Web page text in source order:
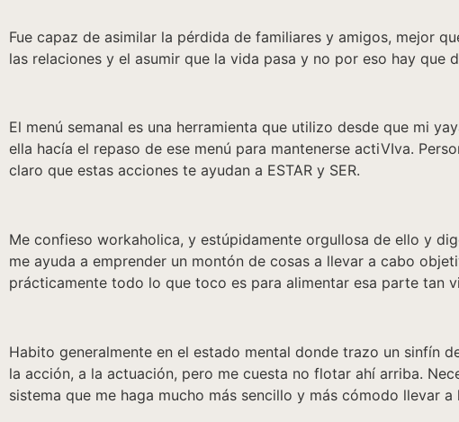
Fue capaz de asimilar la pérdida de familiares y amigos, mejor
las relaciones y el asumir que la vida pasa y no por eso hay que
El menú semanal es una herramienta que utilizo desde que mi
ella hacía el repaso de ese menú para mantenerse actiVIva.
claro que estas acciones te ayudan a ESTAR y SER.
Me confieso workaholica, y estúpidamente orgullosa de ello y
me ayuda a emprender un montón de cosas a llevar a cabo
prácticamente todo lo que toco es para alimentar esa parte tan
Habito generalmente en el estado mental donde trazo un sinfín
la acción, a la actuación, pero me cuesta no flotar ahí arriba.
sistema que me haga mucho más sencillo y más cómodo llevar